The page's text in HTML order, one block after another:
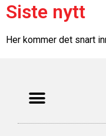
Siste nytt
Her kommer det snart